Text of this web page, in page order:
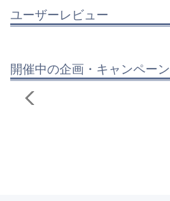
ユーザーレビュー
開催中の企画・キャンペーン